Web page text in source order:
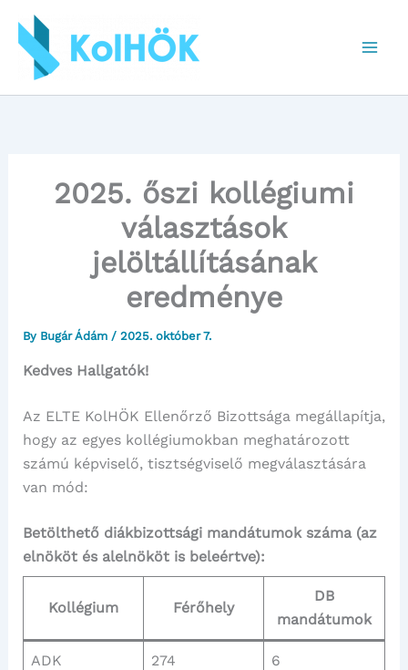
content
2025. őszi kollégiumi
választások
jelöltállításának
eredménye
By Bugár Ádám / 2025. október 7.
Kedves Hallgatók!
Az ELTE KolHÖK Ellenőrző Bizottsága megállapítja,
hogy az egyes kollégiumokban meghatározott
számú képviselő, tisztségviselő megválasztására
van mód:
Betölthető diákbizottsági mandátumok száma (az
elnököt és alelnököt is beleértve):
Kollégium Férőhely
DB
mandátumok
ADK 274 6